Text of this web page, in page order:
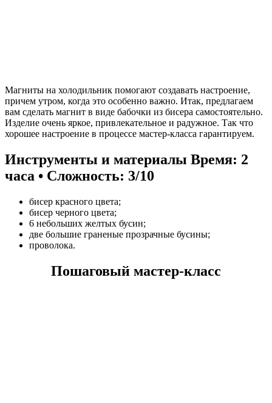
Магниты на холодильник помогают создавать настроение,
причем утром, когда это особенно важно. Итак, предлагаем
вам сделать магнит в виде бабочки из бисера самостоятельно.
Изделие очень яркое, привлекательное и радужное. Так что
хорошее настроение в процессе мастер-класса гарантируем.
Инструменты и материалы Время: 2
часа • Сложность: 3/10
бисер красного цвета;
бисер черного цвета;
6 небольших желтых бусин;
две большие граненые прозрачные бусины;
проволока.
Пошаговый мастер-класс